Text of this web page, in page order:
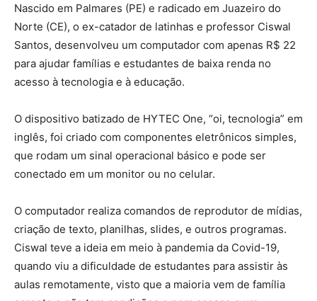
Nascido em Palmares (PE) e radicado em Juazeiro do
Norte (CE), o ex-catador de latinhas e professor Ciswal
Santos, desenvolveu um computador com apenas R$ 22
para ajudar famílias e estudantes de baixa renda no
acesso à tecnologia e à educação.
O dispositivo batizado de HYTEC One, “oi, tecnologia” em
inglês, foi criado com componentes eletrônicos simples,
que rodam um sinal operacional básico e pode ser
conectado em um monitor ou no celular.
O computador realiza comandos de reprodutor de mídias,
criação de texto, planilhas, slides, e outros programas.
Ciswal teve a ideia em meio à pandemia da Covid-19,
quando viu a dificuldade de estudantes para assistir às
aulas remotamente, visto que a maioria vem de família